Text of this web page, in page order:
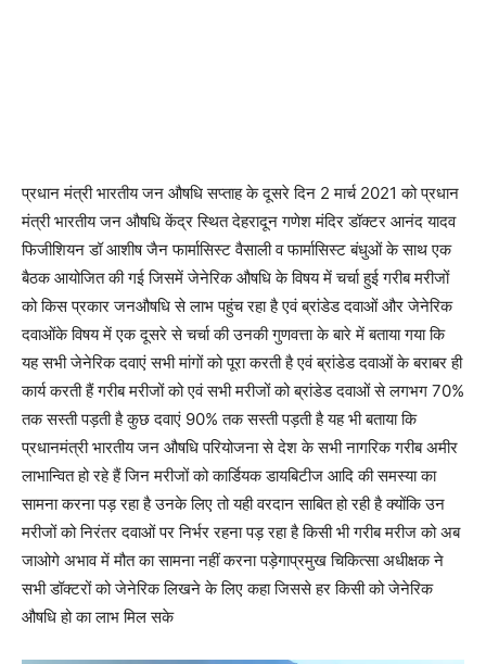
प्रधान मंत्री भारतीय जन औषधि सप्ताह के दूसरे दिन 2 मार्च 2021 को प्रधान
मंत्री भारतीय जन औषधि केंद्र स्थित देहरादून गणेश मंदिर डॉक्टर आनंद यादव
फिजीशियन डॉ आशीष जैन फार्मासिस्ट वैसाली व फार्मासिस्ट बंधुओं के साथ एक
बैठक आयोजित की गई जिसमें जेनेरिक औषधि के विषय में चर्चा हुई गरीब मरीजों
को किस प्रकार जनऔषधि से लाभ पहुंच रहा है एवं ब्रांडेड दवाओं और जेनेरिक
दवाओंके विषय में एक दूसरे से चर्चा की उनकी गुणवत्ता के बारे में बताया गया कि
यह सभी जेनेरिक दवाएं सभी मांगों को पूरा करती है एवं ब्रांडेड दवाओं के बराबर ही
कार्य करती हैं गरीब मरीजों को एवं सभी मरीजों को ब्रांडेड दवाओं से लगभग 70%
तक सस्ती पड़ती है कुछ दवाएं 90% तक सस्ती पड़ती है यह भी बताया कि
प्रधानमंत्री भारतीय जन औषधि परियोजना से देश के सभी नागरिक गरीब अमीर
लाभान्वित हो रहे हैं जिन मरीजों को कार्डियक डायबिटीज आदि की समस्या का
सामना करना पड़ रहा है उनके लिए तो यही वरदान साबित हो रही है क्योंकि उन
मरीजों को निरंतर दवाओं पर निर्भर रहना पड़ रहा है किसी भी गरीब मरीज को अब
जाओगे अभाव में मौत का सामना नहीं करना पड़ेगाप्रमुख चिकित्सा अधीक्षक ने
सभी डॉक्टरों को जेनेरिक लिखने के लिए कहा जिससे हर किसी को जेनेरिक
औषधि हो का लाभ मिल सके